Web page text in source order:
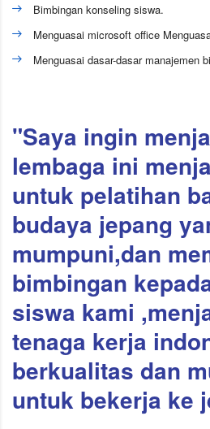
Bimbingan konseling siswa.
Menguasai microsoft office
Menguasai dasar-dasar manajemen
"Saya ingin
lembaga ini
untuk pelatihan
budaya jepang
mumpuni,dan
bimbingan
siswa kami
tenaga kerja
berkualitas dan
untuk bekerja ke